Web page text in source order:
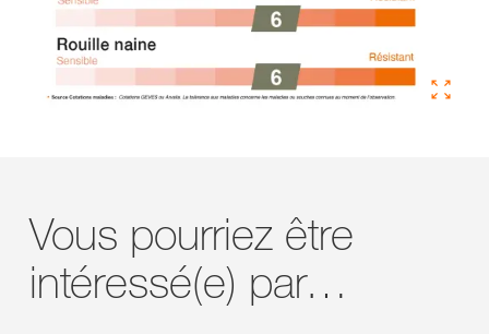
Vous pourriez être
intéressé(e) par…